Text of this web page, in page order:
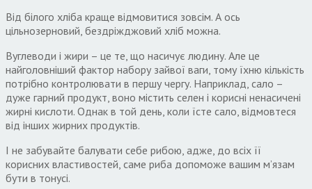
Від білого хліба краще відмовитися зовсім. А ось
цільнозерновий, бездріжджовий хліб можна.
Вуглеводи і жири – це те, що насичує людину. Але це
найголовніший фактор набору зайвої ваги, тому їхню кількість
потрібно контролювати в першу чергу. Наприклад, сало –
дуже гарний продукт, воно містить селен і корисні ненасичені
жирні кислоти. Однак в той день, коли їсте сало, відмовтеся
від інших жирних продуктів.
І не забувайте балувати себе рибою, адже, до всіх її
корисних властивостей, саме риба допоможе вашим м’язам
бути в тонусі.